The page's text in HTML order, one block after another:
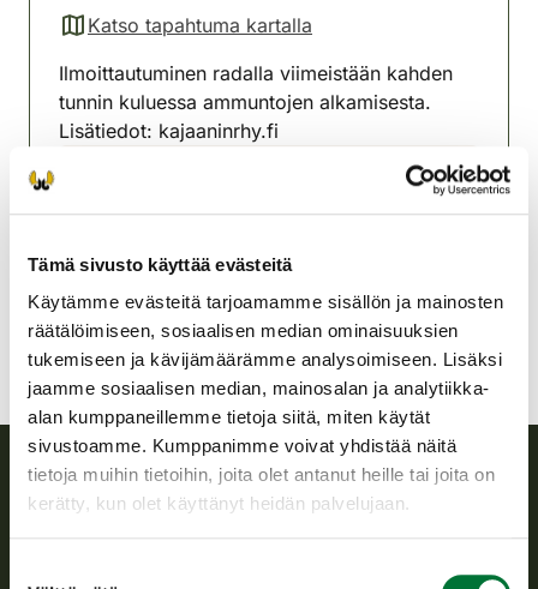
Tämä sivusto käyttää evästeitä
Käytämme evästeitä tarjoamamme sisällön ja mainosten
räätälöimiseen, sosiaalisen median ominaisuuksien
tukemiseen ja kävijämäärämme analysoimiseen. Lisäksi
jaamme sosiaalisen median, mainosalan ja analytiikka-
alan kumppaneillemme tietoja siitä, miten käytät
sivustoamme. Kumppanimme voivat yhdistää näitä
tietoja muihin tietoihin, joita olet antanut heille tai joita on
kerätty, kun olet käyttänyt heidän palvelujaan.
Katso tapahtuma kartalla
(avautuu uuteen välilehteen)
Ilmoittautuminen radalla viimeistään kahden
tunnin kuluessa ammuntojen alkamisesta.
Lisätiedot: kajaaninrhy.fi
Kainuu
kajaani@rhy.riista.fi
Suomen riistakeskus